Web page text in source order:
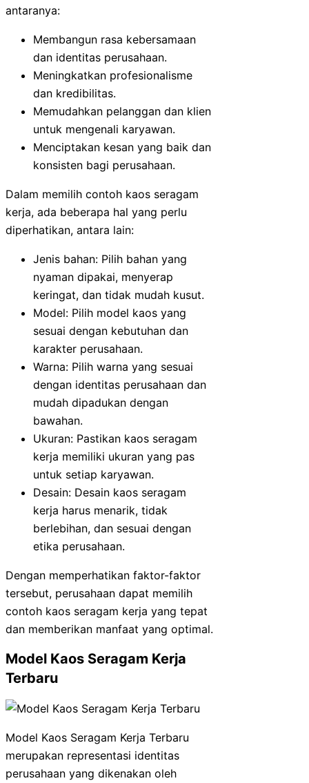
antaranya:
Membangun rasa kebersamaan
dan identitas perusahaan.
Meningkatkan profesionalisme
dan kredibilitas.
Memudahkan pelanggan dan klien
untuk mengenali karyawan.
Menciptakan kesan yang baik dan
konsisten bagi perusahaan.
Dalam memilih contoh kaos seragam
kerja, ada beberapa hal yang perlu
diperhatikan, antara lain:
Jenis bahan: Pilih bahan yang
nyaman dipakai, menyerap
keringat, dan tidak mudah kusut.
Model: Pilih model kaos yang
sesuai dengan kebutuhan dan
karakter perusahaan.
Warna: Pilih warna yang sesuai
dengan identitas perusahaan dan
mudah dipadukan dengan
bawahan.
Ukuran: Pastikan kaos seragam
kerja memiliki ukuran yang pas
untuk setiap karyawan.
Desain: Desain kaos seragam
kerja harus menarik, tidak
berlebihan, dan sesuai dengan
etika perusahaan.
Dengan memperhatikan faktor-faktor
tersebut, perusahaan dapat memilih
contoh kaos seragam kerja yang tepat
dan memberikan manfaat yang optimal.
Model Kaos Seragam Kerja
Terbaru
Model Kaos Seragam Kerja Terbaru
merupakan representasi identitas
perusahaan yang dikenakan oleh